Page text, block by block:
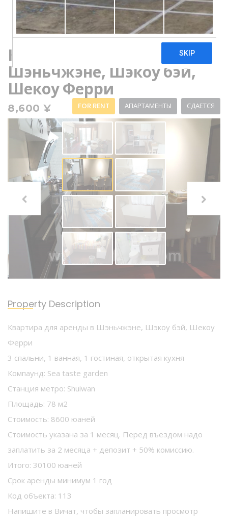
Квартира для аренды в
Шэньчжэне, Шэкоу бэй,
Шекоу Ферри
FOR RENT АПАРТАМЕНТЫ СДАЕТСЯ
8,600 ¥
Property Description
Квартира для аренды в Шэньчжэне, Шэкоу бэй, Шекоу
Ферри
3 спальни, 1 ванная, 1 гостиная, открытая кухня
Компаунд: Sea taste garden
Станция метро: Shuiwan
Площадь: 78 м2
Стоимость: 8600 юаней
Стоимость указана за 1 месяц. Перед въездом надо
заплатить за 2 месяца + депозит + 50% комиссию.
Итого: 30100 юаней
Срок аренды минимум 1 год
Код объекта: 113
Напишите в Вичат, чтобы запланировать просмотр